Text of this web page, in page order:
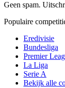
Geen spam.
Populaire
Eredivisie
Bundesliga
Premier
La Liga
Serie A
Bekijk alle